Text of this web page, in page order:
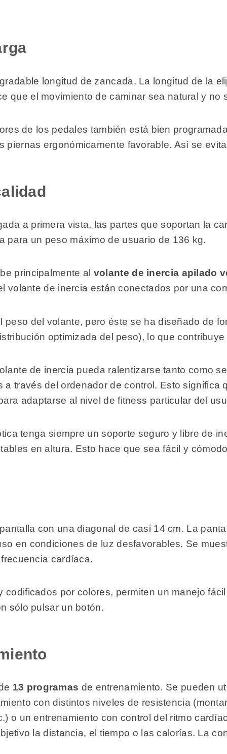
longitud de zancada. La longitud de la
que el movimiento de caminar sea natural y no
de los pedales también está bien
piernas ergonómicamente favorable. Así se
a primera vista, las partes que soportan la
para un peso máximo de usuario de 136 kg.
principalmente al volante de inercia apilado
volante de inercia están conectados por una
del volante, pero éste se ha diseñado de
optimizada del peso), lo que
de inercia pueda ralentizarse tanto como
través del ordenador de control. Esto significa
adaptarse al nivel de fitness particular del
tenga siempre un soporte seguro y libre de
en altura. Esto hace que sea fácil y
con una diagonal de casi 14 cm. La
en condiciones de luz desfavorables. Se
cardíaca.
por colores, permiten un manejo
sólo pulsar un botón.
13 programas de entrenamiento. Se pueden
con distintos niveles de resistencia
o un entrenamiento con control del ritmo
la distancia, el tiempo o las calorías. La